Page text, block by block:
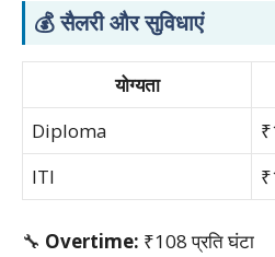
💰सैलरी और सुविधाएं
योग्यता
Diploma
ITI
🔧 Overtime: ₹108 प्रति घंटा